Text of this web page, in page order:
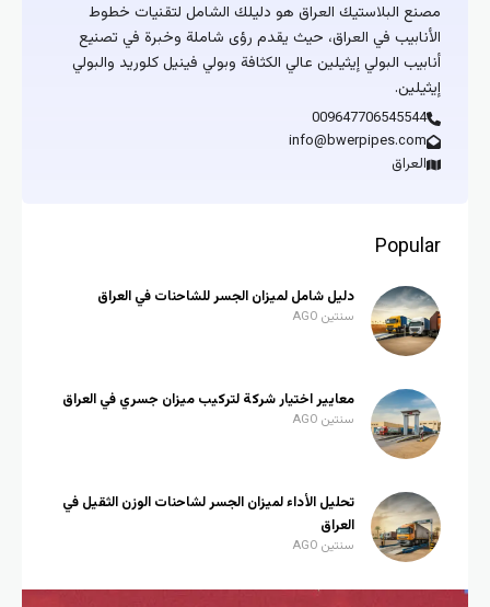
مصنع البلاستيك العراق هو دليلك الشامل لتقنيات خطوط
الأنابيب في العراق، حيث يقدم رؤى شاملة وخبرة في تصنيع
أنابيب البولي إيثيلين عالي الكثافة وبولي فينيل كلوريد والبولي
إيثيلين.
009647706545544
info@bwerpipes.com
العراق
Popular
دليل شامل لميزان الجسر للشاحنات في العراق
سنتين AGO
معايير اختيار شركة لتركيب ميزان جسري في العراق
سنتين AGO
تحليل الأداء لميزان الجسر لشاحنات الوزن الثقيل في
العراق
سنتين AGO